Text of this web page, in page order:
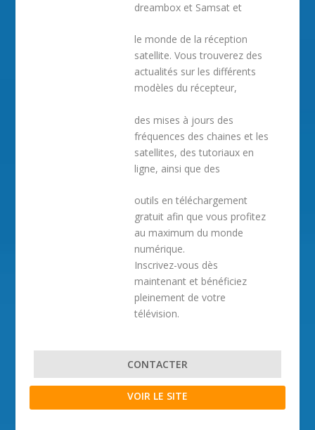
dreambox et Samsat et
le monde de la réception
satellite. Vous trouverez des
actualités sur les différents
modèles du récepteur,
des mises à jours des
fréquences des chaines et les
satellites, des tutoriaux en
ligne, ainsi que des
outils en téléchargement
gratuit afin que vous profitez
au maximum du monde
numérique.
Inscrivez-vous dès
maintenant et bénéficiez
pleinement de votre
télévision.
CONTACTER
VOIR LE SITE